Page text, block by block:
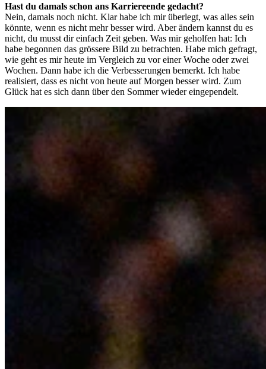
Hast du damals schon ans Karriereende gedacht?
Nein, damals noch nicht. Klar habe ich mir überlegt, was alles sein
könnte, wenn es nicht mehr besser wird. Aber ändern kannst du es
nicht, du musst dir einfach Zeit geben. Was mir geholfen hat: Ich
habe begonnen das grössere Bild zu betrachten. Habe mich gefragt,
wie geht es mir heute im Vergleich zu vor einer Woche oder zwei
Wochen. Dann habe ich die Verbesserungen bemerkt. Ich habe
realisiert, dass es nicht von heute auf Morgen besser wird. Zum
Glück hat es sich dann über den Sommer wieder eingependelt.